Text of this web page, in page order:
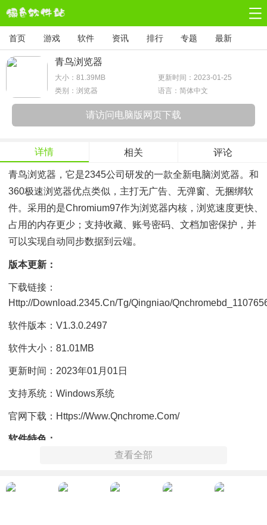
首页 游戏 软件 资讯 排行 专题 最新
青鸟浏览器
大小： 81.39MB
更新时间：2023-01-25
类别：浏览器
语言：简体中文
请访问电脑版网页下载
详情 相关 评论
青鸟浏览器，它是2345公司研发的一款全新电脑浏览器。和
360极速浏览器优点类似，主打无广告、无弹窗、无捆绑软
件。采用的是Chromium97作为浏览器内核，浏览速度更快、
占用的内存更少；支持收藏、账号密码、文档加密保护，并
可以实现自动同步数据到云端。
版本更新：
下载链接：
Http://download.2345.cn/tg/qingniao/
软件版本：V1.3.0.2497
软件大小：81.01MB
更新时间：2023年01月01日
支持系统：Windows系统
官网下载：https://www.qnchrome.com/
软件特色：
1. 纯净无广告弹窗：无广告弹窗，清爽浏览拒绝打扰。
2. 数据互通，无缝切换：青鸟浏览器支持加速浏览器，手机
查看全部